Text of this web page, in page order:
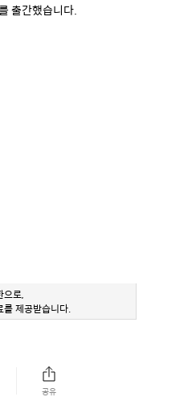
출간했습니다.
으로,
를 제공받습니다.
공유